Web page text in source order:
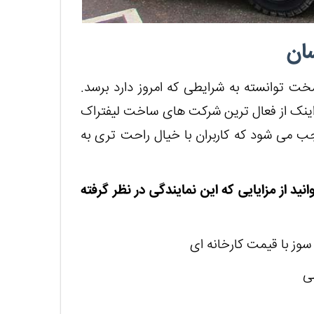
به شرایطی که امروز دارد برسد.
در جهان هم اینک از فعال ترین شرکت های ساخت لیفتراک
شود که کاربران با خیال راحت تری به
از مزایایی که این نمایندگی در نظر گرفته